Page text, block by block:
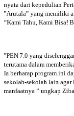
nyata dari kepedulian
"Arutala” yang memiliki
“Kami Tahu, Kami Bisa!
"PEN 7.0 yang
terutama dalam
Ia berharap program ini
sekolah-sekolah lain agar
manfaatnya ” ungkap